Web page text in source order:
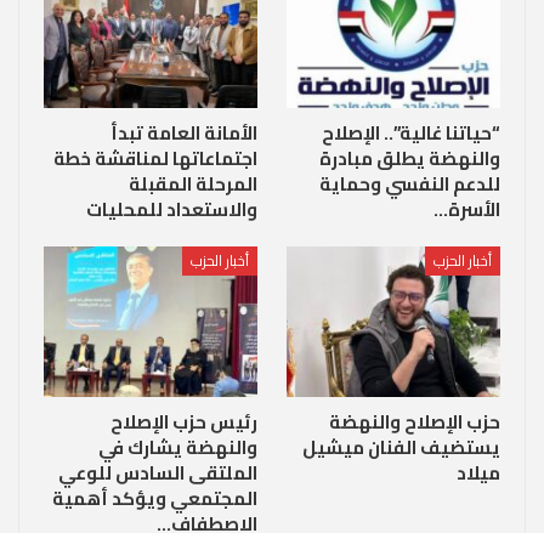
“حياتنا غالية”.. الإصلاح
والنهضة يطلق مبادرة
للدعم النفسي وحماية
الأسرة…
الأمانة العامة تبدأ
اجتماعاتها لمناقشة خطة
المرحلة المقبلة
والاستعداد للمحليات
أخبار الحزب
حزب الإصلاح والنهضة
يستضيف الفنان ميشيل
ميلاد
أخبار الحزب
رئيس حزب الإصلاح
والنهضة يشارك في
الملتقى السادس للوعي
المجتمعي ويؤكد أهمية
الاصطفاف…